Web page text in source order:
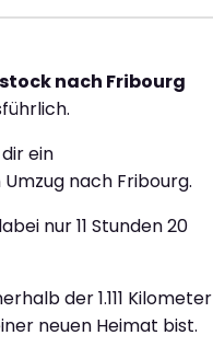
nach Fribourg
ein
nach Fribourg.
nur 11 Stunden 20
der 1.111 Kilometer
neuen Heimat bist.